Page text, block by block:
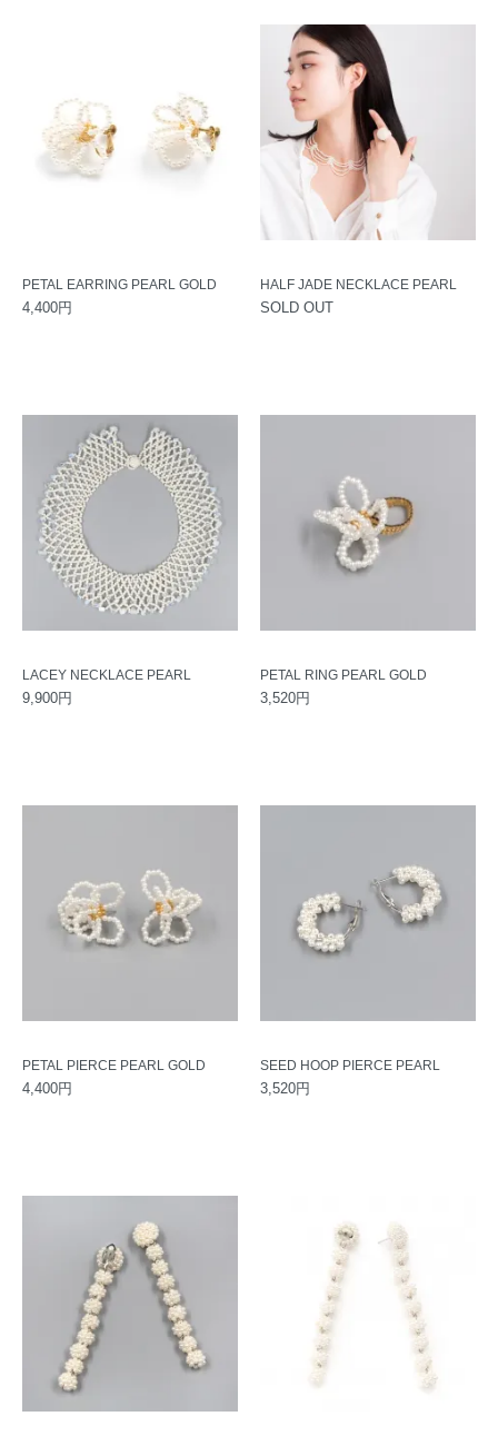
PETAL EARRING PEARL GOLD
4,400円
HALF JADE NECKLACE PEARL
SOLD OUT
LACEY NECKLACE PEARL
9,900円
PETAL RING PEARL GOLD
3,520円
PETAL PIERCE PEARL GOLD
4,400円
SEED HOOP PIERCE PEARL
3,520円